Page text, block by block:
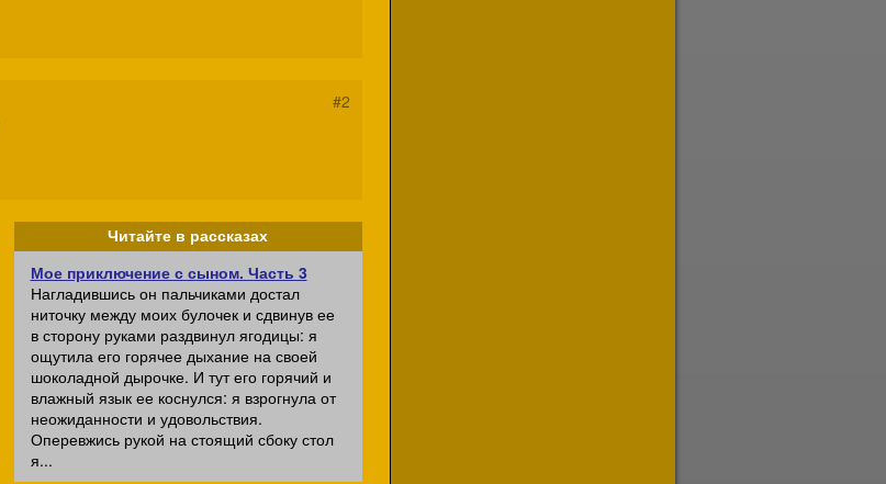
#2
Читайте в рассказах
Мое приключение с сыном. Часть 3
Нагладившись он пальчиками достал
ниточку между моих булочек и сдвинув ее
в сторону руками раздвинул ягодицы: я
ощутила его горячее дыхание на своей
шоколадной дырочке. И тут его горячий и
влажный язык ее коснулся: я взрогнула от
неожиданности и удовольствия.
Оперевжись рукой на стоящий сбоку стол
я...